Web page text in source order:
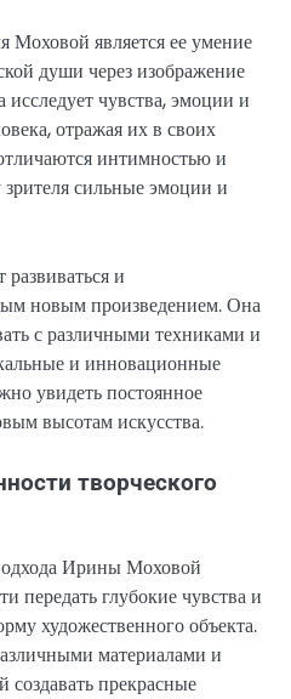
Моховой является ее умение
души через изображение
чувства, эмоции и
отражая их в своих
интимностью и
сильные эмоции и
и
новым произведением. Она
с различными техниками и
и инновационные
увидеть постоянное
высотам искусства.
творческого
Ирины Моховой
передать глубокие чувства и
художественного объекта.
материалами и
создавать прекрасные